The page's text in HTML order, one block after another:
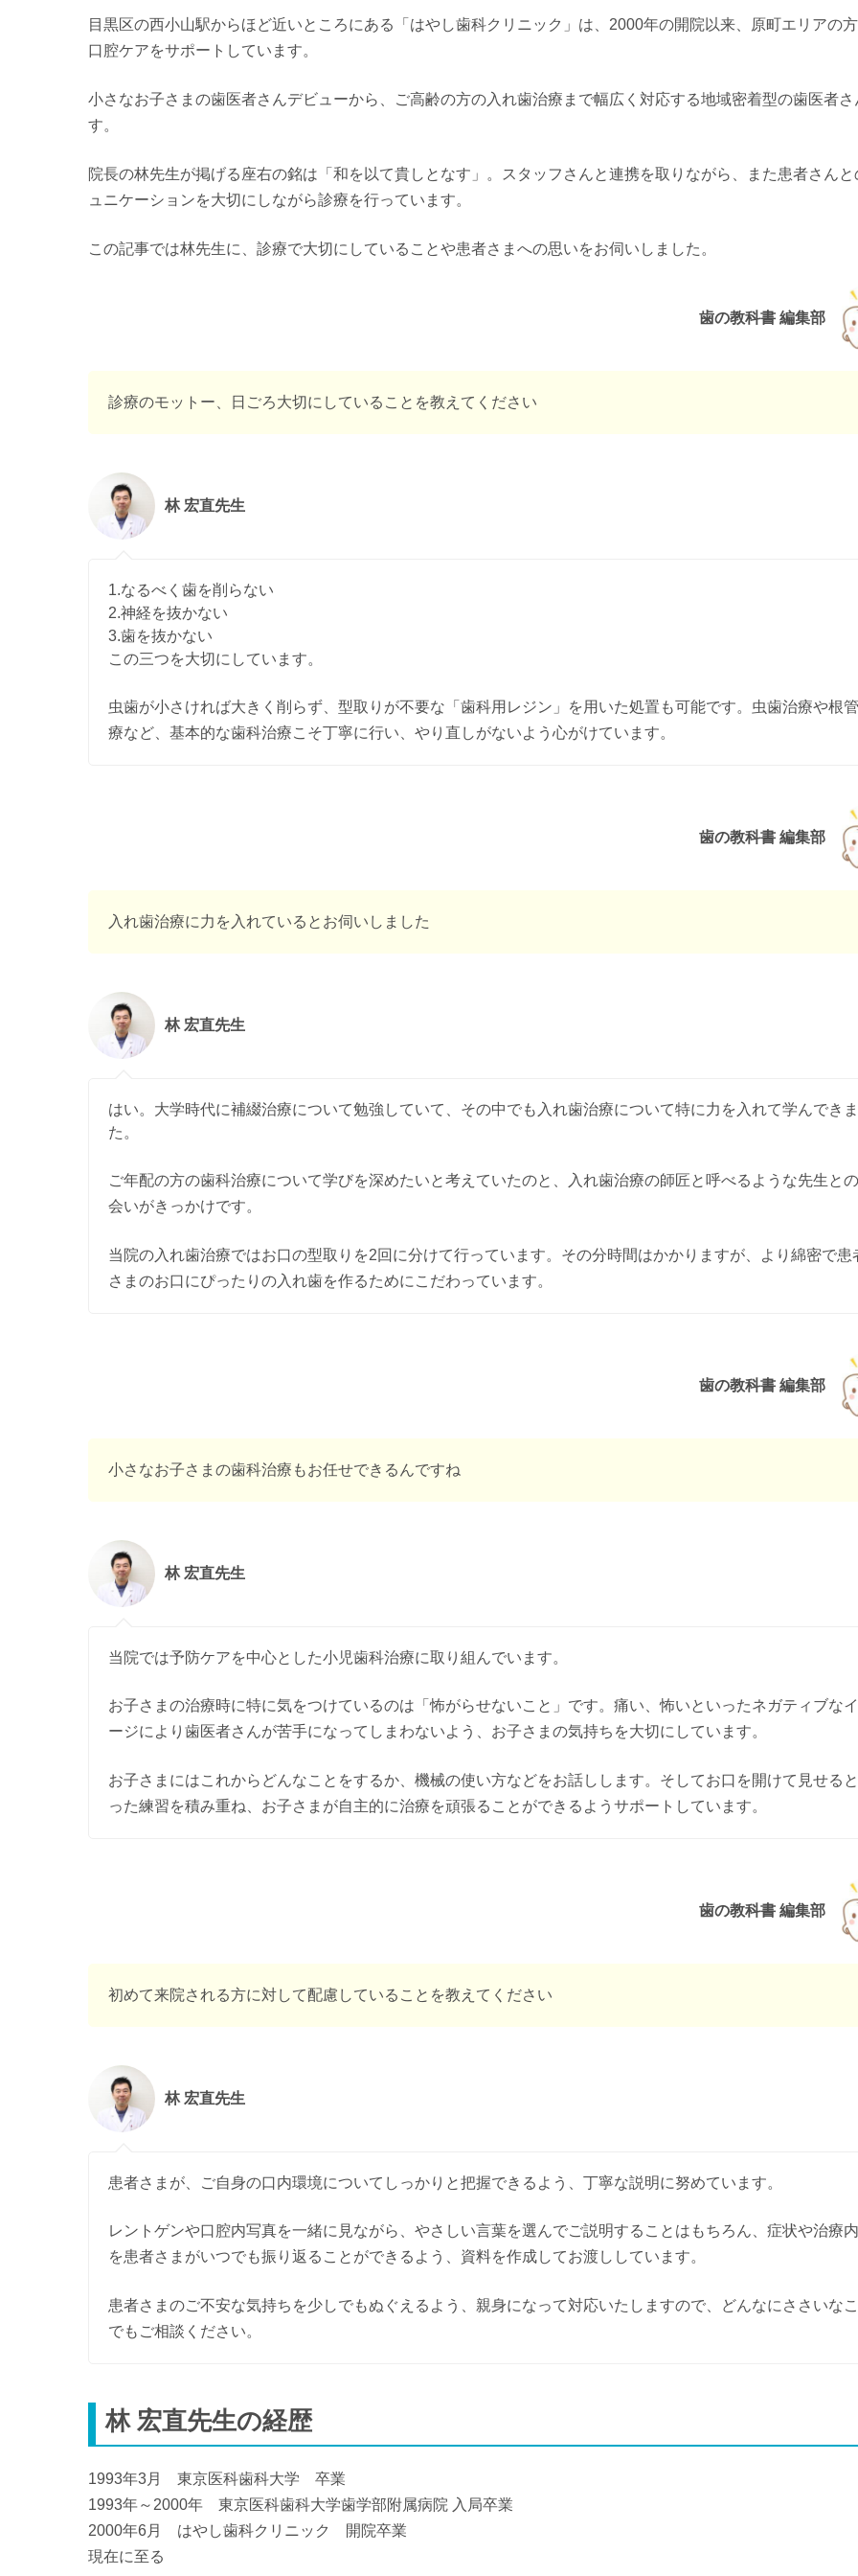
目黒区の西小山駅からほど近いところにある「はやし歯科クリニック」は、2000年の開院以来、原町エリアの
口腔ケアをサポートしています。
小さなお子さまの歯医者さんデビューから、ご高齢の方の入れ歯治療まで幅広く対応する地域密着型の歯医者さ
す。
院長の林先生が掲げる座右の銘は「和を以て貴しとなす」。スタッフさんと連携を取りながら、また患者さんと
ュニケーションを大切にしながら診療を行っています。
この記事では林先生に、診療で大切にしていることや患者さまへの思いをお伺いしました。
歯の教科書 編集部
診療のモットー、日ごろ大切にしていることを教えてください
林 宏直先生
1.なるべく歯を削らない
2.神経を抜かない
3.歯を抜かない
この三つを大切にしています。
虫歯が小さければ大きく削らず、型取りが不要な「歯科用レジン」を用いた処置も可能です。虫歯治療や根
療など、基本的な歯科治療こそ丁寧に行い、やり直しがないよう心がけています。
歯の教科書 編集部
入れ歯治療に力を入れているとお伺いしました
林 宏直先生
はい。大学時代に補綴治療について勉強していて、その中でも入れ歯治療について特に力を入れて学んでき
た。
ご年配の方の歯科治療について学びを深めたいと考えていたのと、入れ歯治療の師匠と呼べるような先生と
会いがきっかけです。
当院の入れ歯治療ではお口の型取りを2回に分けて行っています。その分時間はかかりますが、より綿密で患
さまのお口にぴったりの入れ歯を作るためにこだわっています。
歯の教科書 編集部
小さなお子さまの歯科治療もお任せできるんですね
林 宏直先生
当院では予防ケアを中心とした小児歯科治療に取り組んでいます。
お子さまの治療時に特に気をつけているのは「怖がらせないこと」です。痛い、怖いといったネガティブな
ージにより歯医者さんが苦手になってしまわないよう、お子さまの気持ちを大切にしています。
お子さまにはこれからどんなことをするか、機械の使い方などをお話しします。そしてお口を開けて見せる
った練習を積み重ね、お子さまが自主的に治療を頑張ることができるようサポートしています。
歯の教科書 編集部
初めて来院される方に対して配慮していることを教えてください
林 宏直先生
患者さまが、ご自身の口内環境についてしっかりと把握できるよう、丁寧な説明に努めています。
レントゲンや口腔内写真を一緒に見ながら、やさしい言葉を選んでご説明することはもちろん、症状や治療
を患者さまがいつでも振り返ることができるよう、資料を作成してお渡ししています。
患者さまのご不安な気持ちを少しでもぬぐえるよう、親身になって対応いたしますので、どんなにささいな
でもご相談ください。
林 宏直先生の経歴
1993年3月 東京医科歯科大学 卒業
1993年～2000年 東京医科歯科大学歯学部附属病院 入局卒業
2000年6月 はやし歯科クリニック 開院卒業
現在に至る